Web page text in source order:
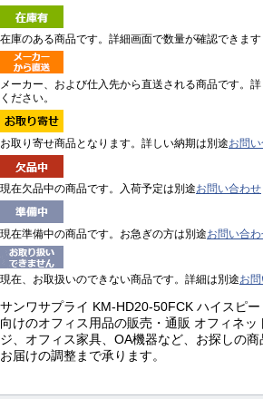
在庫のある商品です。詳細画面で数量が確認できます
メーカー、および仕入先から直送される商品です。
ください。
お取り寄せ商品となります。詳しい納期は別途お問
現在欠品中の商品です。入荷予定は別途お問い合わせ
現在準備中の商品です。お急ぎの方は別途お問い合わ
現在、お取扱いのできない商品です。詳細は別途お
サンワサプライ KM-HD20-50FCK ハイスピ
向けのオフィス用品の販売・通販 オフィネッ
ジ、オフィス家具、OA機器など、お探しの
お届けの調整まで承ります。